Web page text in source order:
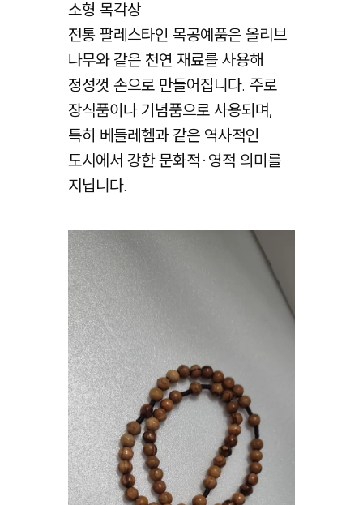
소형 목각상
전통 팔레스타인 목공예품은 올리브
나무와 같은 천연 재료를 사용해
정성껏 손으로 만들어집니다. 주로
장식품이나 기념품으로 사용되며,
특히 베들레헴과 같은 역사적인
도시에서 강한 문화적·영적 의미를
지닙니다.